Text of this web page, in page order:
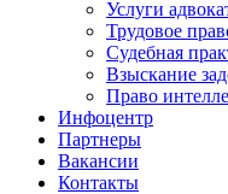
Услуги
Трудовое
Судебная
Взыскание
Право
Инфоцентр
Партнеры
Вакансии
Контакты